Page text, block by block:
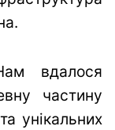
вдалося
частину
унікальних